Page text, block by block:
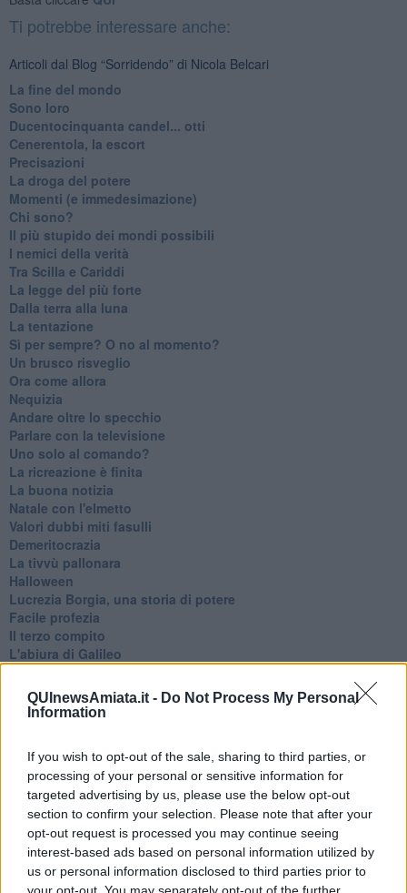
QUInewsAmiata.it - Do Not Process My Personal
Information
If you wish to opt-out of the sale, sharing to third parties, or
processing of your personal or sensitive information for
targeted advertising by us, please use the below opt-out
section to confirm your selection. Please note that after your
opt-out request is processed you may continue seeing
interest-based ads based on personal information utilized by
us or personal information disclosed to third parties prior to
Ti potrebbe interessare anche:
Articoli dal Blog “Sorridendo” di Nicola Belcari
La fine del mondo
Sono loro
Ducentocinquanta candel... otti
Cenerentola, la escort
Precisazioni
La droga del potere
Momenti (e immedesimazione)
Chi sono?
Il più stupido dei mondi possibili
I nemici della verità
Tra Scilla e Cariddi
La legge del più forte
Dalla terra alla luna
La tentazione
​Sì per sempre? O no al momento?
Un brusco risveglio
Ora come allora
Nequizia
Andare oltre lo specchio
Parlare con la televisione
Uno solo al comando?
La ricreazione è finita
La buona notizia
Natale con l'elmetto
Valori dubbi miti fasulli
Demeritocrazia
La tivvù pallonara
Halloween
​Lucrezia Borgia, una storia di potere
Facile profezia
Il terzo compito
L'abiura di Galileo
La guerricciola delle due rose
La truffa all'anziano
Diseducazione televisiva e inerzia della politica
Foto storica
Esequie solenni
Nostalgia del sangue blu
Teste calde
Non avere e non essere
Armiamoci e... avviatevi